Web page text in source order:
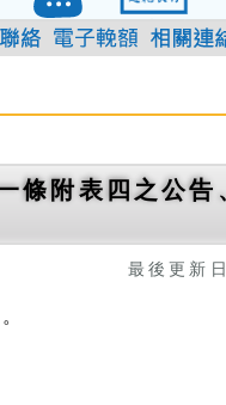
條附表四之公告
最後更新